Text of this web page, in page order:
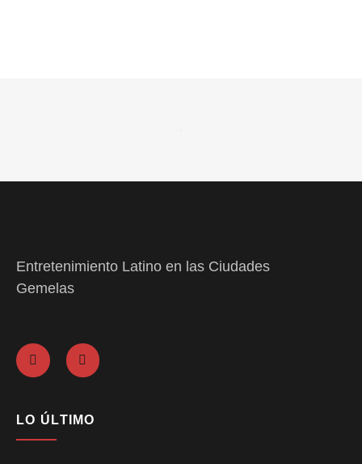
Entretenimiento Latino en las Ciudades
Gemelas
LO ÚLTIMO